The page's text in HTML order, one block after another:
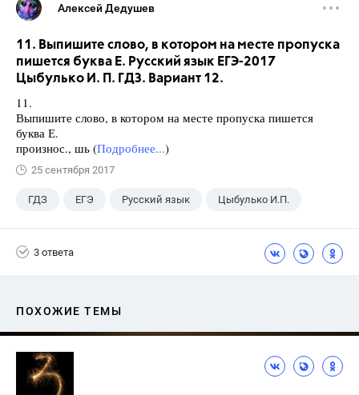
Алексей Дедушев
11. Выпишите слово, в котором на месте пропуска
пишется буква Е. Русский язык ЕГЭ-2017
Цыбулько И. П. ГДЗ. Вариант 12.
11.
Выпишите слово, в котором на месте пропуска пишется
буква Е.
произнос., шь (Подробнее...)
25 сентября 2017
ГДЗ ЕГЭ Русский язык Цыбулько И.П.
3 ответа
ПОХОЖИЕ ТЕМЫ